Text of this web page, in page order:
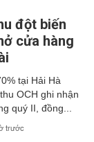
đột biến
cửa hàng
tại Hải Hà
OCH ghi nhận
quý II, đồng...
trước